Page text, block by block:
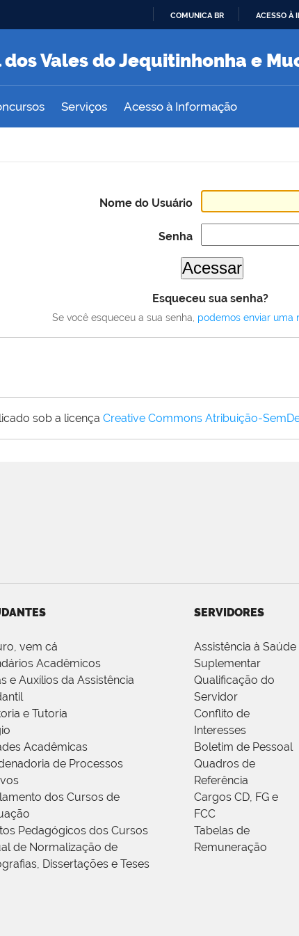
O
COMUNICA BR ACESSO À
Vales do Jequitinhonha e
Serviços Acesso à Informação
Nome do Usuário
Senha
Esqueceu sua senha?
Se você esqueceu a sua senha, podemos enviar uma
sob a licença Creative Commons Atribuição-
vem cá
Acadêmicos
e Auxílios da Assistência
e Tutoria
Acadêmicas
de Processos
dos Cursos de
Pedagógicos dos Cursos
de Normalização de
Dissertações e Teses
SERVIDORES
Assistência à Saúde
Suplementar
Qualificação do
Servidor
Conflito de
Interesses
Boletim de Pessoal
Quadros de
Referência
Cargos CD, FG e
FCC
Tabelas de
Remuneração